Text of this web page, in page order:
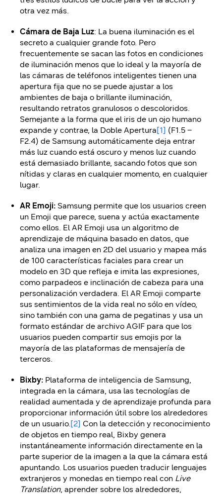
otra vez más.
Cámara de Baja Luz: La buena iluminación es el
secreto a cualquier grande foto. Pero
frecuentemente se sacan las fotos en condiciones
de iluminación menos que lo ideal y la mayoría de
las cámaras de teléfonos inteligentes tienen una
apertura fija que no se puede ajustar a los
ambientes de baja o brillante iluminación,
resultando retratos granulosos o descoloridos.
Semejante a la forma que el iris de un ojo humano
expande y contrae, la Doble Apertura[1] (F1.5 –
F2.4) de Samsung automáticamente deja entrar
más luz cuando está oscuro y menos luz cuando
está demasiado brillante, sacando fotos que son
nítidas y claras en cualquier momento, en cualquier
lugar.
AR Emoji: Samsung permite que los usuarios creen
un Emoji que parece, suena y actúa exactamente
como ellos. El AR Emoji usa un algoritmo de
aprendizaje de máquina basado en datos, que
analiza una imagen en 2D del usuario y mapea más
de 100 características faciales para crear un
modelo en 3D que refleja e imita las expresiones,
como parpadeos e inclinación de cabeza para una
personalización verdadera. El AR Emoji comparte
sus sentimientos de la vida real no sólo en vídeo,
sino también con una gama de pegatinas y usa un
formato estándar de archivo AGIF para que los
usuarios pueden compartir sus emojis por la
mayoría de las plataformas de mensajería de
terceros.
Bixby: Plataforma de inteligencia de Samsung,
integrada en la cámara, usa las tecnologías de
realidad aumentada y de aprendizaje profunda para
proporcionar información útil sobre los alrededores
de un usuario.[2] Con la detección y reconocimiento
de objetos en tiempo real, Bixby genera
instantáneamente información directamente en la
parte superior de la imagen a la que la cámara está
apuntando. Los usuarios pueden traducir lenguajes
extranjeros y monedas en tiempo real con Live
Translation, aprender sobre los alrededores,